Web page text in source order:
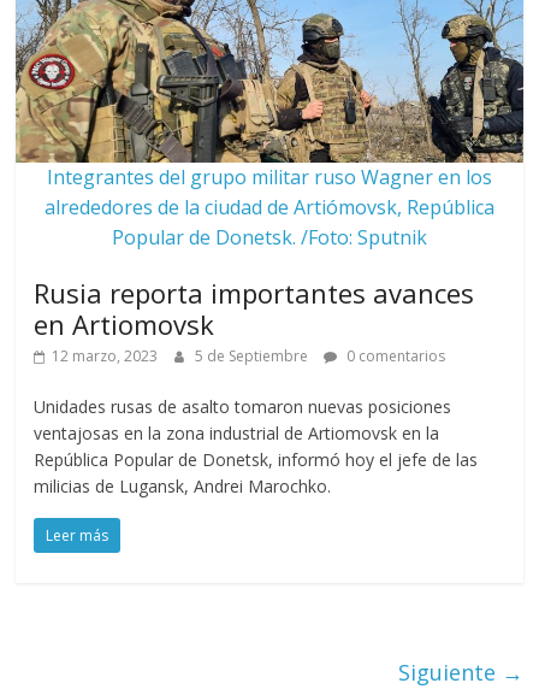
Integrantes del grupo militar ruso Wagner en los
alrededores de la ciudad de Artiómovsk, República
Popular de Donetsk. /Foto: Sputnik
Rusia reporta importantes avances
en Artiomovsk
12 marzo, 2023 5 de Septiembre 0 comentarios
Unidades rusas de asalto tomaron nuevas posiciones
ventajosas en la zona industrial de Artiomovsk en la
República Popular de Donetsk, informó hoy el jefe de las
milicias de Lugansk, Andrei Marochko.
Leer más
Siguiente →